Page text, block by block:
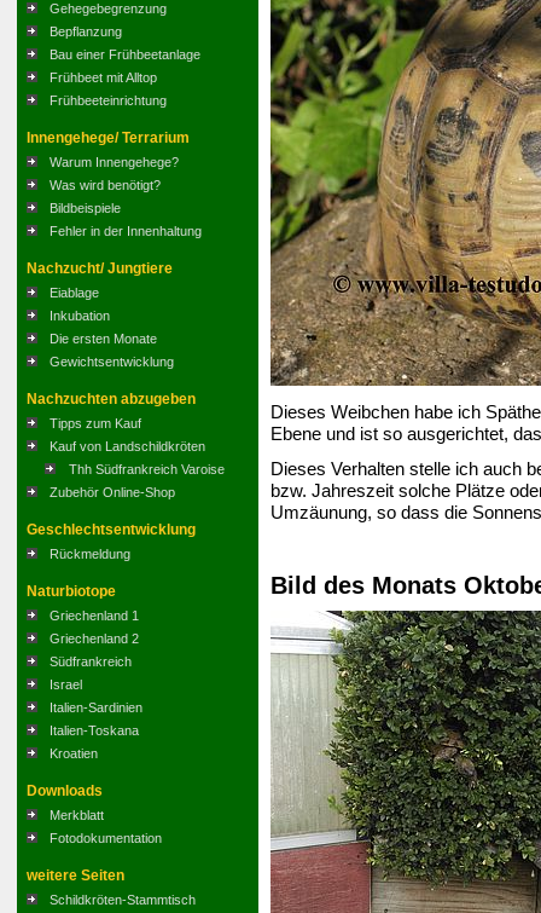
Gehegebegrenzung
Bepflanzung
Bau einer Frühbeetanlage
Frühbeet mit Alltop
Frühbeeteinrichtung
Innengehege/ Terrarium
Warum Innengehege?
Was wird benötigt?
Bildbeispiele
Fehler in der Innenhaltung
Nachzucht/ Jungtiere
Eiablage
Inkubation
Die ersten Monate
Gewichtsentwicklung
Nachzuchten abzugeben
Tipps zum Kauf
Kauf von Landschildkröten
Thh Südfrankreich Varoise
Zubehör Online-Shop
Geschlechtsentwicklung
Rückmeldung
Naturbiotope
Griechenland 1
Griechenland 2
Südfrankreich
Israel
Italien-Sardinien
Italien-Toskana
Kroatien
Downloads
Merkblatt
Fotodokumentation
weitere Seiten
Schildkröten-Stammtisch
Dieses Weibchen habe ich
Ebene und ist so ausgerichtet,
Dieses Verhalten stelle ich auch
bzw. Jahreszeit solche Plätze
Umzäunung, so dass die
Bild des Monats